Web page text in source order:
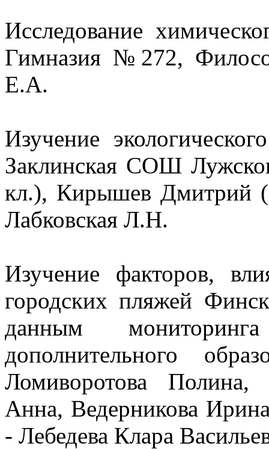
Исследование
Гимназия №272,
Е.А.
Изучение
Заклинская СОШ
кл.), Кирышев Дмитрий
Лабковская Л.Н.
Изучение факторов,
городских пляжей
данным
дополнительного
Ломиворотова Полина,
Анна, Ведерникова
- Лебедева Клара